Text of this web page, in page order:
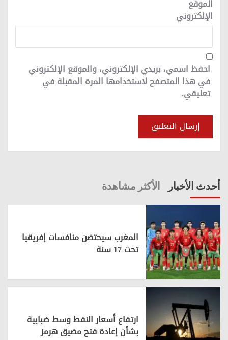
الموقع
الإلكتروني
احفظ اسمي، بريدي الإلكتروني، والموقع الإلكتروني
في هذا المتصفح لاستخدامها المرة المقبلة في
تعليقي.
أحدث الأخبار الأكثر مشاهدة
المغرب سيحتضن منافسات إفريقيا
تحت 17 سنة
ارتفاع أسعار النفط وسط ضبابية
بشأن إعادة فتح مضيق هرمز